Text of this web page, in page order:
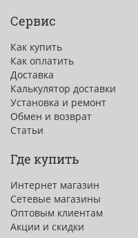
Сервис
Как купить
Как оплатить
Доставка
Калькулятор доставки
Установка и ремонт
Обмен и возврат
Статьи
Где купить
Интернет магазин
Сетевые магазины
Оптовым клиентам
Акции и скидки